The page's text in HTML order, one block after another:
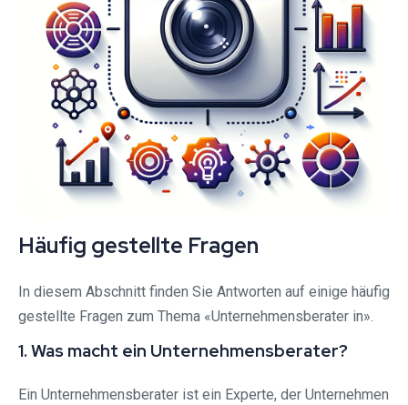
Häufig gestellte Fragen
In diesem Abschnitt finden Sie Antworten auf einige häufig
gestellte Fragen zum Thema «Unternehmensberater in».
1. Was macht ein Unternehmensberater?
Ein Unternehmensberater ist ein Experte, der Unternehmen